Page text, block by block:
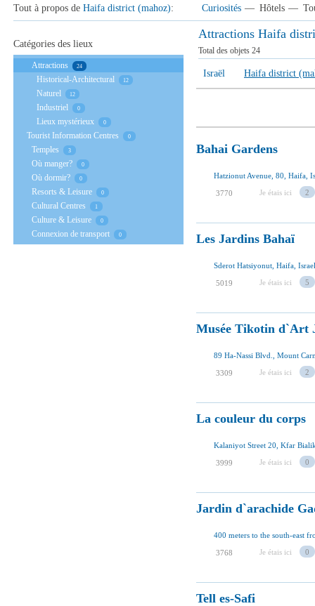
Tout à propos de Haifa district (mahoz): Curiosités — Hôtels —
Аttractions Haifa
Total des objets 24
Israël Haifa district
Bahai Gardens
Hatzionut Avenue, 80, Haifa,
3770 Je étais ici 2
Les Jardins Bahaï
Sderot Hatsiyonut, Haifa, Israel
5019 Je étais ici 5
Musée Tikotin d`Art
89 Ha-Nassi Blvd., Mount
3309 Je étais ici 2
La couleur du corps
Kalaniyot Street 20, Kfar
3999 Je étais ici 0
Jardin d`arachide
400 meters to the south-east
3768 Je étais ici 0
Tell es-Safi
Catégories des lieux
Аttractions 24
Historical-Architectural 12
Naturel 12
Industriel 0
Lieux mystérieux 0
Tourist Information Centres 0
Temples 3
Où manger? 0
Où dormir? 0
Resorts & Leisure 0
Cultural Centres 1
Culture & Leisure 0
Connexion de transport 0